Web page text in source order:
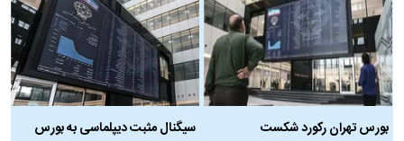
بورس تهران رکورد شکست
سیگنال مثبت دیپلماسی به بورس